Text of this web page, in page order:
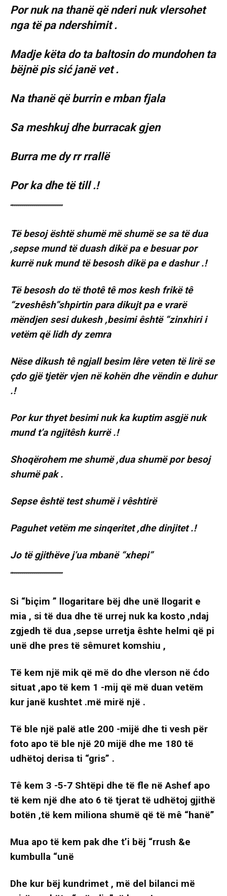
Por nuk na thanë që nderi nuk vlersohet
nga të pa ndershimit .
Madje këta do ta baltosin do mundohen ta
bëjnë pis sić janë vet .
Na thanë që burrin e mban fjala
Sa meshkuj dhe burracak gjen
Burra me dy rr rrallë
Por ka dhe të till .!
“”””””””””””””””””””””””””
Të besoj është shumë më shumë se sa të dua
,sepse mund të duash dikë pa e besuar por
kurrë nuk mund të besosh dikë pa e dashur .!
Të besosh do të thotê tê mos kesh frikë tê
“zveshêsh”shpirtin para dikujt pa e vrarë
mëndjen sesi dukesh ,besimi êshtë “zinxhiri i
vetëm që lidh dy zemra
Nëse dikush tê ngjall besim lêre veten të lirë se
çdo gjë tjetër vjen në kohën dhe vëndin e duhur
.!
Por kur thyet besimi nuk ka kuptim asgjë nuk
mund t’a ngjitêsh kurrë .!
Shoqërohem me shumë ,dua shumë por besoj
shumë pak .
Sepse êshtë test shumë i vêshtirë
Paguhet vetëm me sinqeritet ,dhe dinjitet .!
Jo të gjithëve j’ua mbanë “xhepi”
“”””””””””””””””””””””””””
Si “biçim ” llogaritare bëj dhe unë llogarit e
mia , si të dua dhe të urrej nuk ka kosto ,ndaj
zgjedh të dua ,sepse urretja êshte helmi që pi
unë dhe pres të sêmuret komshiu ,
Të kem një mik që më do dhe vlerson në ćdo
situat ,apo të kem 1 -mij që më duan vetëm
kur janë kushtet .më mirë një .
Të ble një palë atle 200 -mijë dhe ti vesh për
foto apo të ble një 20 mijë dhe me 180 të
udhëtoj derisa ti “gris” .
Tê kem 3 -5-7 Shtëpi dhe të fle në Ashef apo
të kem një dhe ato 6 të tjerat të udhëtoj gjithë
botën ,të kem miliona shumë që të mê “hanë”
Mua apo të kem pak dhe t’i bëj “rrush &e
kumbulla “unë
Dhe kur bëj kundrimet , më del bilanci më